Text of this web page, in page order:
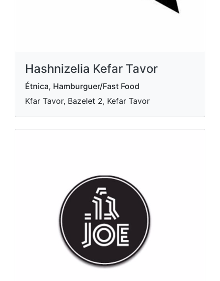
Hashnizelia Kefar Tavor
Étnica, Hamburguer/Fast Food
Kfar Tavor, Bazelet 2, Kefar Tavor